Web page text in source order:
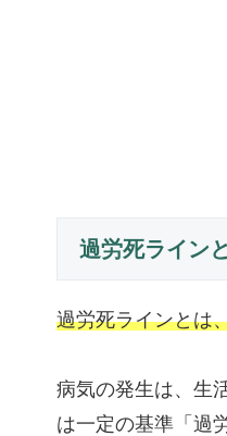
過労死ライン
過労死ラインとは
病気の発生は、生
は一定の基準「過